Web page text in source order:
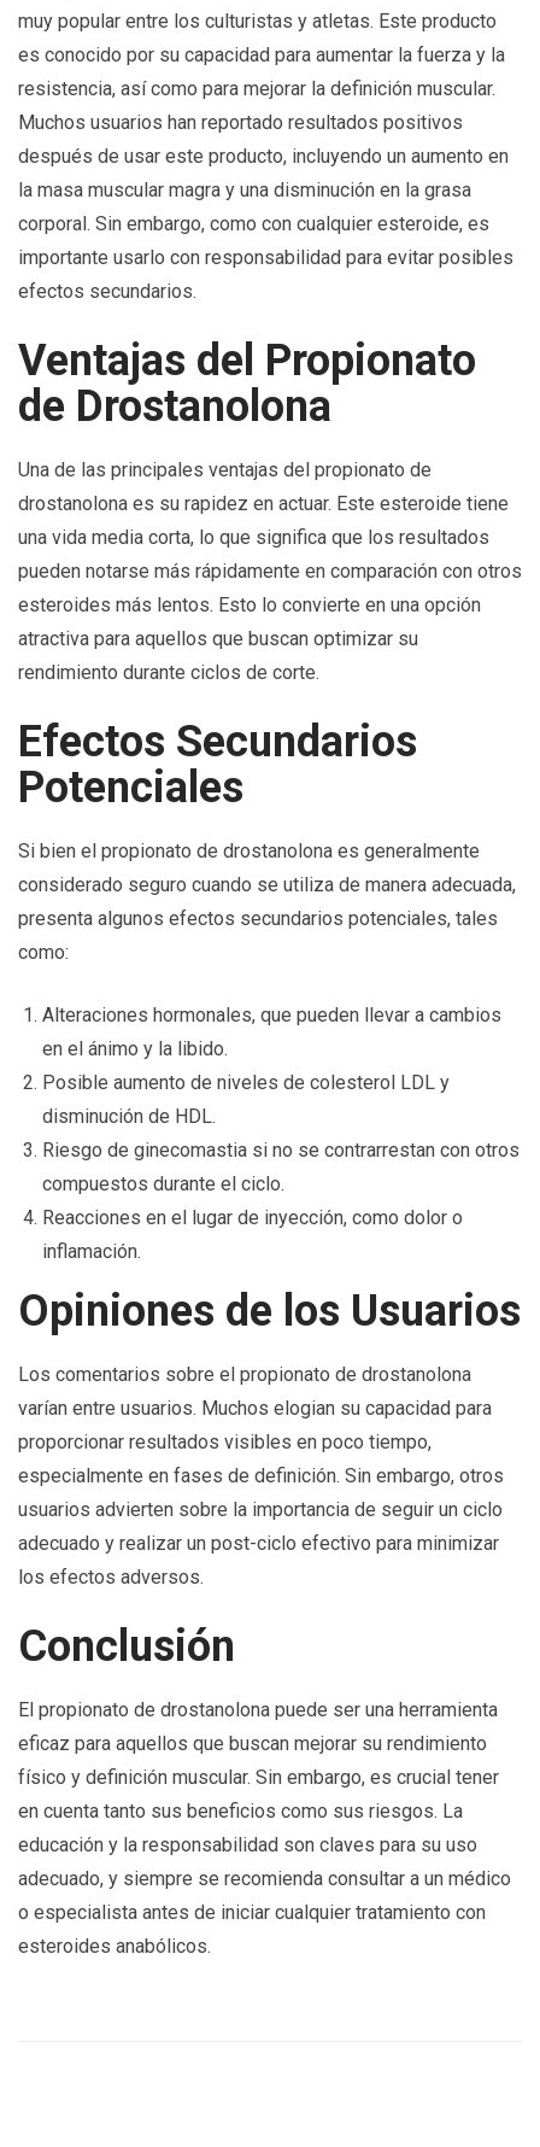
muy popular entre los culturistas y atletas. Este producto
es conocido por su capacidad para aumentar la fuerza y la
resistencia, así como para mejorar la definición muscular.
Muchos usuarios han reportado resultados positivos
después de usar este producto, incluyendo un aumento en
la masa muscular magra y una disminución en la grasa
corporal. Sin embargo, como con cualquier esteroide, es
importante usarlo con responsabilidad para evitar posibles
efectos secundarios.
Ventajas del Propionato
de Drostanolona
Una de las principales ventajas del propionato de
drostanolona es su rapidez en actuar. Este esteroide tiene
una vida media corta, lo que significa que los resultados
pueden notarse más rápidamente en comparación con otros
esteroides más lentos. Esto lo convierte en una opción
atractiva para aquellos que buscan optimizar su
rendimiento durante ciclos de corte.
Efectos Secundarios
Potenciales
Si bien el propionato de drostanolona es generalmente
considerado seguro cuando se utiliza de manera adecuada,
presenta algunos efectos secundarios potenciales, tales
como:
Alteraciones hormonales, que pueden llevar a cambios
en el ánimo y la libido.
Posible aumento de niveles de colesterol LDL y
disminución de HDL.
Riesgo de ginecomastia si no se contrarrestan con otros
compuestos durante el ciclo.
Reacciones en el lugar de inyección, como dolor o
inflamación.
Opiniones de los Usuarios
Los comentarios sobre el propionato de drostanolona
varían entre usuarios. Muchos elogian su capacidad para
proporcionar resultados visibles en poco tiempo,
especialmente en fases de definición. Sin embargo, otros
usuarios advierten sobre la importancia de seguir un ciclo
adecuado y realizar un post-ciclo efectivo para minimizar
los efectos adversos.
Conclusión
El propionato de drostanolona puede ser una herramienta
eficaz para aquellos que buscan mejorar su rendimiento
físico y definición muscular. Sin embargo, es crucial tener
en cuenta tanto sus beneficios como sus riesgos. La
educación y la responsabilidad son claves para su uso
adecuado, y siempre se recomienda consultar a un médico
o especialista antes de iniciar cualquier tratamiento con
esteroides anabólicos.